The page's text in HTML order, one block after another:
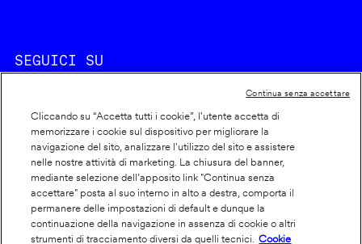
SEGUICI SU
Footer
info
Cookie policy
Dichiarazione di accessibilità
Privacy
Cliccando su “Accetta tutti i cookie”, l'utente accetta di
memorizzare i cookie sul dispositivo per migliorare la
navigazione del sito, analizzare l'utilizzo del sito e assistere
nelle nostre attività di marketing. La chiusura del banner,
mediante selezione dell’apposito link "Continua senza
accettare" posta al suo interno in alto a destra, comporta il
permanere delle impostazioni di default e dunque la
continuazione della navigazione in assenza di cookie o altri
strumenti di tracciamento diversi da quelli tecnici.
Cookie
Continua senza accettare